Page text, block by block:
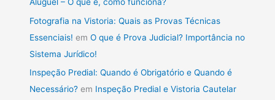
Aluguel – O que é, como funciona?
Fotografia na Vistoria: Quais as Provas Técnicas
Essenciais! emO que é Prova Judicial? Importância no
Sistema Jurídico!
Inspeção Predial: Quando é Obrigatório e Quando é
Necessário? em Inspeção Predial e Vistoria Cautelar